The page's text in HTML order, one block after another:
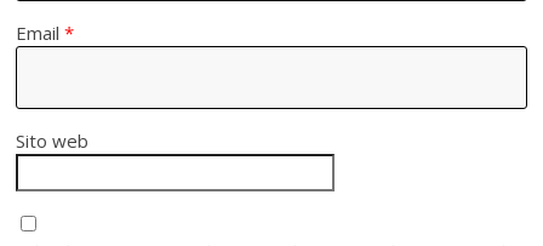
Email*
Sito web